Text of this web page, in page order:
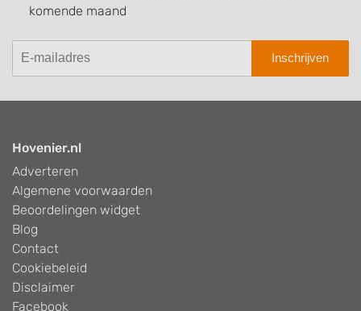
komende maand
Inschrijven
Hovenier.nl
Adverteren
Algemene voorwaarden
Beoordelingen widget
Blog
Contact
Cookiebeleid
Disclaimer
Facebook